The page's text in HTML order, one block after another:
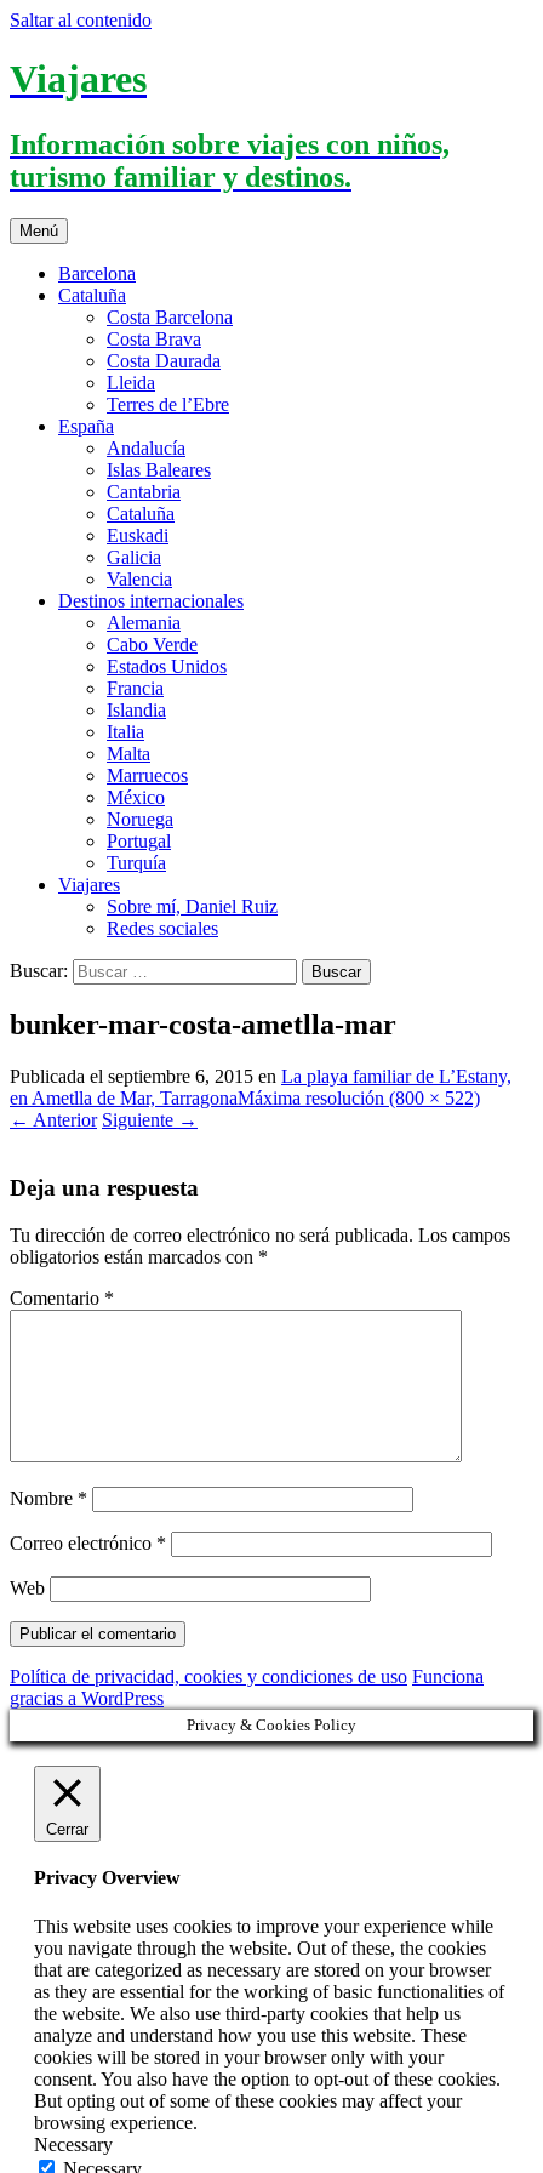
Saltar al contenido
Viajares
Información sobre viajes con niños,
turismo familiar y destinos.
Menú
Barcelona
Cataluña
Costa Barcelona
Costa Brava
Costa Daurada
Lleida
Terres de l’Ebre
España
Andalucía
Islas Baleares
Cantabria
Cataluña
Euskadi
Galicia
Valencia
Destinos internacionales
Alemania
Cabo Verde
Estados Unidos
Francia
Islandia
Italia
Malta
Marruecos
México
Noruega
Portugal
Turquía
Viajares
Sobre mí, Daniel Ruiz
Redes sociales
Buscar:
bunker-mar-costa-ametlla-mar
Publicada el septiembre 6, 2015 en La playa familiar de L’Estany,
en Ametlla de Mar, TarragonaMáxima resolución (800 × 522)
← Anterior Siguiente →
Deja una respuesta
Tu dirección de correo electrónico no será publicada. Los campos
obligatorios están marcados con *
Comentario *
Nombre *
Correo electrónico *
Web
Política de privacidad, cookies y condiciones de uso Funciona
gracias a WordPress
Privacy & Cookies Policy
Cerrar
Privacy Overview
This website uses cookies to improve your experience while
you navigate through the website. Out of these, the cookies
that are categorized as necessary are stored on your browser
as they are essential for the working of basic functionalities of
the website. We also use third-party cookies that help us
analyze and understand how you use this website. These
cookies will be stored in your browser only with your
consent. You also have the option to opt-out of these cookies.
But opting out of some of these cookies may affect your
browsing experience.
Necessary
Necessary